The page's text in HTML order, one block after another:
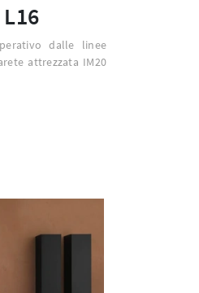
dalle linee
attrezzata IM20